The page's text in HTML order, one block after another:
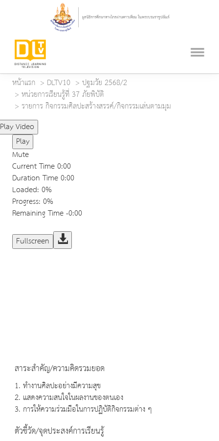
หน้าแรก DLTV10
ปฐมวัย 2568/2
หน่วยการเรียนรู้ที่ 37 ภัยพิบัติ
รายการ กิจกรรมศิลปะสร้างสรรค์/กิจกรรมเล่นตามมุม
Play Video
Play
Mute
Current Time0:00
Duration Time0:00
Loaded: 0%
Progress: 0%
Remaining Time-0:00
Fullscreen
สาระสำคัญ/ความคิดรวมยอด
1. ทำงานศิลปะอย่างมีความสุข
2. แสดงความสนใจในผลงานของตนเอง
3. การให้ความร่วมมือในการปฏิบัติกิจกรรมต่าง ๆ
ตัวชี้วัด/จุดประสงค์การเรียนรู้